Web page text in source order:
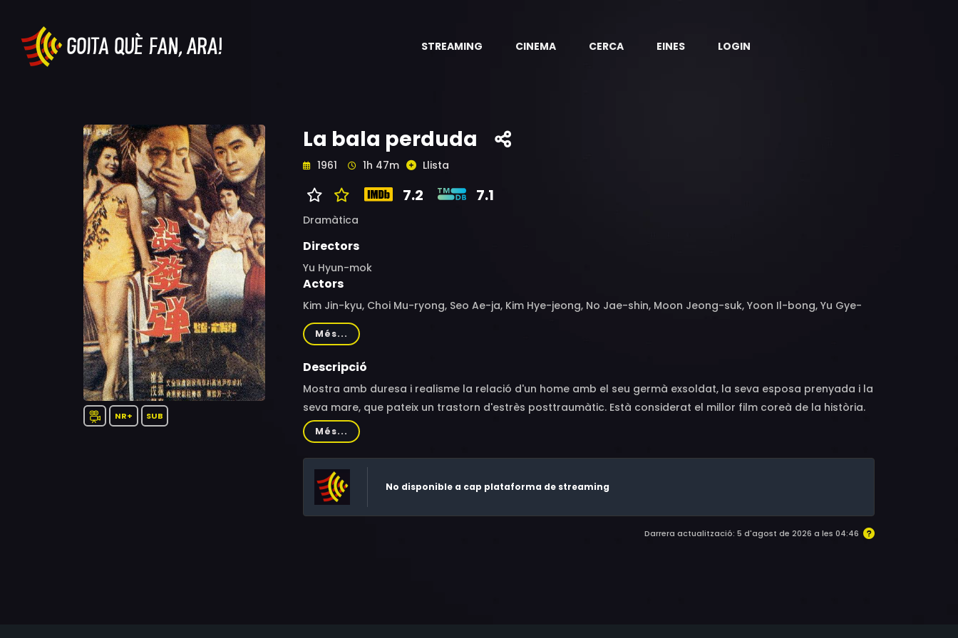
STREAMING CINEMA CERCA EINES LOGIN
NR+ SUB
La bala perduda
1961 1h 47m Llista
7.2 7.1
Dramàtica
Directors
Yu Hyun-mok
Actors
Kim Jin-kyu, Choi Mu-ryong, Seo Ae-ja, Kim Hye-jeong, No Jae-shin, Moon Jeong-suk, Yoon Il-bong, Yu Gye-
seon, Nam Chun-yeok, Park Gyeong-hui, Ko Seol-bong, Ji Bang-yeol, Choi Myeong-su, Lee Yong, Lee Kyung-
cheon, Seo Kyeong-hui, Lee Ji-na, Choi Kil-ho, Kim Seung, Choi Sung, Park Won, Choe Geon, Kim Mi-sook, Mun
Hye-ran, Lee Dae-yub, Yang Il-min, Park Gyeong-ju
Més...
Descripció
Mostra amb duresa i realisme la relació d'un home amb el seu germà exsoldat, la seva esposa prenyada i la
seva mare, que pateix un trastorn d'estrès posttraumàtic. Està considerat el millor film coreà de la història.
Més...
No disponible a cap plataforma de streaming
Darrera actualització: 5 d'agost de 2026 a les 04:46